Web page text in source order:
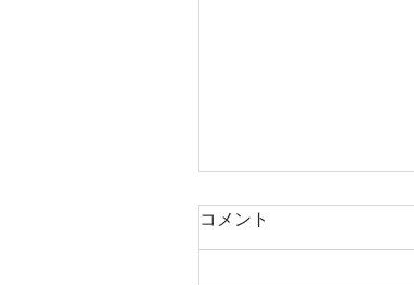
コメント